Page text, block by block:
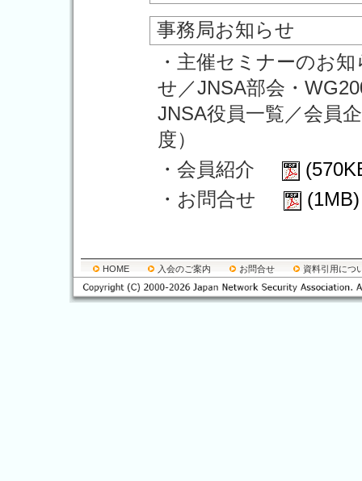
事務局お知らせ
・主催セミナーのお
せ／JNSA部会・
JNSA役員一覧／会員
度）
・会員紹介
・お問合せ
(1MB)
HOME 入会のご案内 お問合せ 資料引用につ